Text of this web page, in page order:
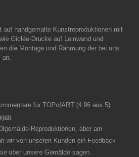
handgemalte Kunstreproduktionen mit
Giclée-Drucke auf Leinwand und
die Montage und Rahmung der bei uns
an.
für TOPofART (4.96 aus 5)
Reproduktionen, aber am
wir von unseren Kunden ein Feedback
über unsere Gemälde sagen.